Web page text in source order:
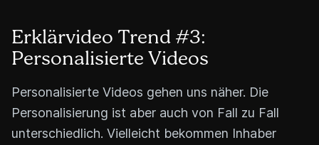
Erklärvideo Trend #3:
Personalisierte Videos
Personalisierte Videos gehen uns näher. Die
Personalisierung ist aber auch von Fall zu Fall
unterschiedlich. Vielleicht bekommen Inhaber